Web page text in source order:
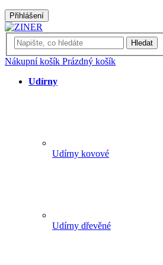
Přihlášení
Hledat
Nákupní košík Prázdný košík
Udírny
Udírny kovové
Udírny dřevěné